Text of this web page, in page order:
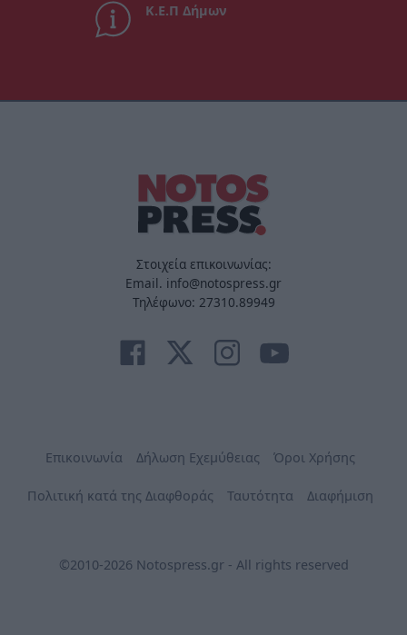
Κ.Ε.Π Δήμων
Στοιχεία επικοινωνίας:
Email. info@notospress.gr
Τηλέφωνο: 27310.89949
Επικοινωνία Δήλωση Εχεμύθειας Όροι Χρήσης
Πολιτική κατά της Διαφθοράς Ταυτότητα Διαφήμιση
©2010-2026 Notospress.gr - All rights reserved